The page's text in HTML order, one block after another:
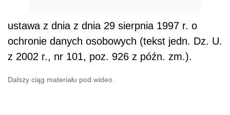
ustawa z dnia z dnia 29 sierpnia 1997 r. o
ochronie danych osobowych (tekst jedn. Dz. U.
z 2002 r., nr 101, poz. 926 z późn. zm.).
Dalszy ciąg materiału pod wideo